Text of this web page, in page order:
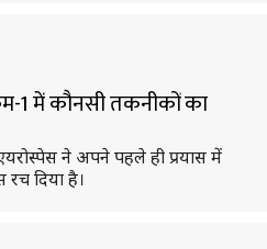
1 में कौनसी तकनीकों का
ने अपने पहले ही प्रयास में
रच दिया है।